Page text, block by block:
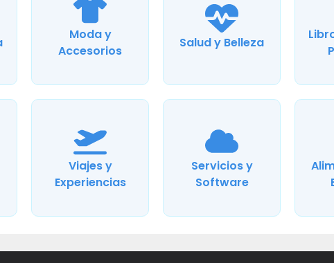
Moda y
Accesorios
Salud y Belleza
Viajes y
Experiencias
Servicios y
Software